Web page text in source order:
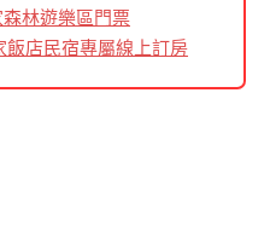
森林遊樂區門票
飯店民宿專屬線上訂房